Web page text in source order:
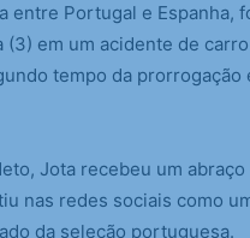
entre Portugal e Espanha,
em um acidente de
tempo da
Jota recebeu um
nas redes sociais como
da seleção portuguesa.